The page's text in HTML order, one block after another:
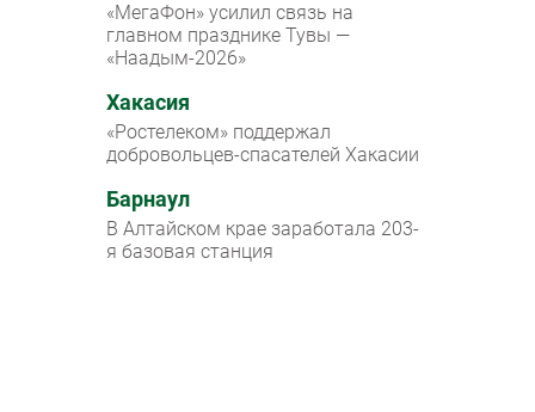
«МегаФон» усилил связь на
главном празднике Тувы —
«Наадым-2026»
Хакасия
«Ростелеком» поддержал
добровольцев-спасателей Хакасии
Барнаул
В Алтайском крае заработала 203-
я базовая станция